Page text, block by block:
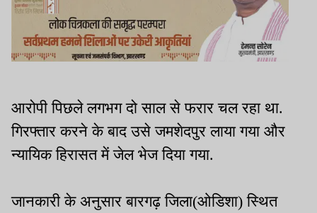
आरोपी पिछले लगभग दो साल से फरार चल रहा था.
गिरफ्तार करने के बाद उसे जमशेदपुर लाया गया और
न्यायिक हिरासत में जेल भेज दिया गया.
जानकारी के अनुसार बारगढ़ जिला(ओडिशा) स्थित